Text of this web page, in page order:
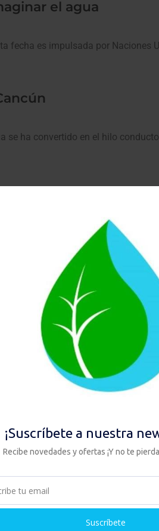
el agua
fecha es impulsada por Naciones
ha convertido en el hilo
más fácil de
cocina ¿Estás pensando en